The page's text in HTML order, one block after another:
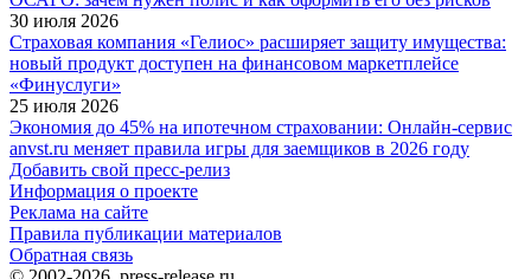
30 июля 2026
Страховая компания «Гелиос» расширяет защиту имущества:
новый продукт доступен на финансовом маркетплейсе
«Финуслуги»
25 июля 2026
Экономия до 45% на ипотечном страховании: Онлайн-сервис
anvst.ru меняет правила игры для заемщиков в 2026 году
Добавить свой пресс-релиз
Информация о проекте
Реклама на сайте
Правила публикации материалов
Обратная связь